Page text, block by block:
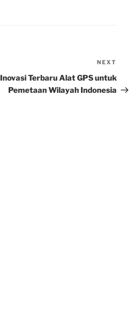
Post
NEXT
Inovasi Terbaru Alat GPS untuk
Pemetaan Wilayah Indonesia